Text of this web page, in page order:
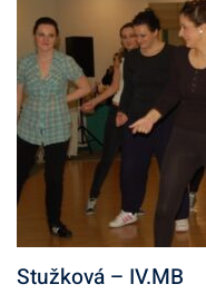
Stužková – IV.MB